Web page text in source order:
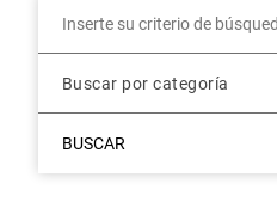
Buscar por categoría
BUSCAR